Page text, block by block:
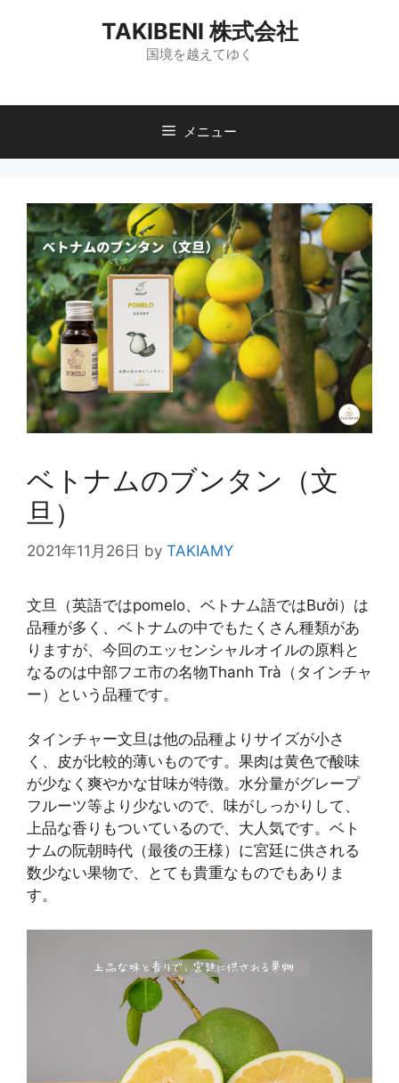
TAKIBENI 株式会社
国境を越えてゆく
メニュー
ベトナムのブンタン（文
旦）
2021年11月26日 by TAKIAMY
文旦（英語ではpomelo、ベトナム語ではBưởi）は
品種が多く、ベトナムの中でもたくさん種類があ
りますが、今回のエッセンシャルオイルの原料と
なるのは中部フエ市の名物Thanh Trà（タインチャ
ー）という品種です。
タインチャー文旦は他の品種よりサイズが小さ
く、皮が比較的薄いものです。果肉は黄色で酸味
が少なく爽やかな甘味が特徴。水分量がグレープ
フルーツ等より少ないので、味がしっかりして、
上品な香りもついているので、大人気です。ベト
ナムの阮朝時代（最後の王様）に宮廷に供される
数少ない果物で、とても貴重なものでもありま
す。